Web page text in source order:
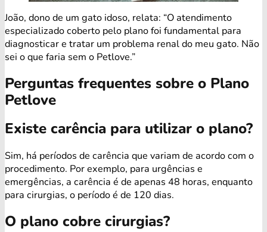
João, dono de um gato idoso, relata: “O atendimento
especializado coberto pelo plano foi fundamental para
diagnosticar e tratar um problema renal do meu gato. Não
sei o que faria sem o Petlove.”
Perguntas frequentes sobre o Plano
Petlove
Existe carência para utilizar o plano?
Sim, há períodos de carência que variam de acordo com o
procedimento. Por exemplo, para urgências e
emergências, a carência é de apenas 48 horas, enquanto
para cirurgias, o período é de 120 dias.
O plano cobre cirurgias?